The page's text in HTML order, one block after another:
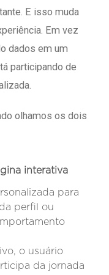
E isso muda
Em vez
dados em um
participando de
olhamos os dois
interativa
para
perfil ou
o usuário
da jornada